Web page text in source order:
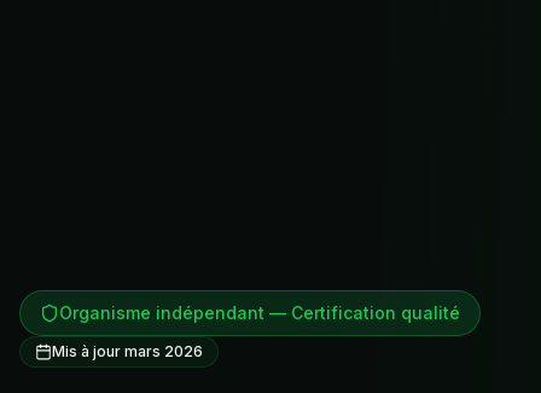
Organisme indépendant — Certification qualité
Mis à jour mars 2026